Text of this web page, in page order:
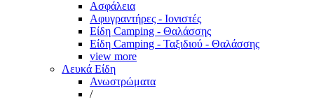
Ασφάλεια
Αφυγραντήρες - Ιονιστές
Είδη Camping - Θαλάσσης
Είδη Camping - Ταξιδιού - Θαλάσσης
view more
Λευκά Είδη
Ανωστρώματα
/